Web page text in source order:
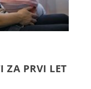
ZA PRVI LET